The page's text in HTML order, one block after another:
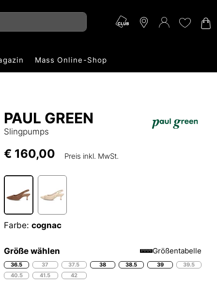
Mass Online-Shop
PAUL GREEN
Slingpumps
€ 160,00 Preis inkl. MwSt.
Farbe: cognac
Größe wählen Größentabelle
36.5 37 37.5 38 38.5 39
39.5
40.5
41.5 42